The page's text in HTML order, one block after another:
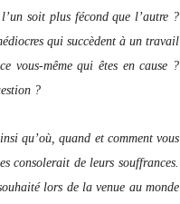
soit plus fécond que l’autre ?
qui succèdent à un travail
vous-même qui êtes en cause ?
?
qu’où, quand et comment vous
consolerait de leurs souffrances.
lors de la venue au monde